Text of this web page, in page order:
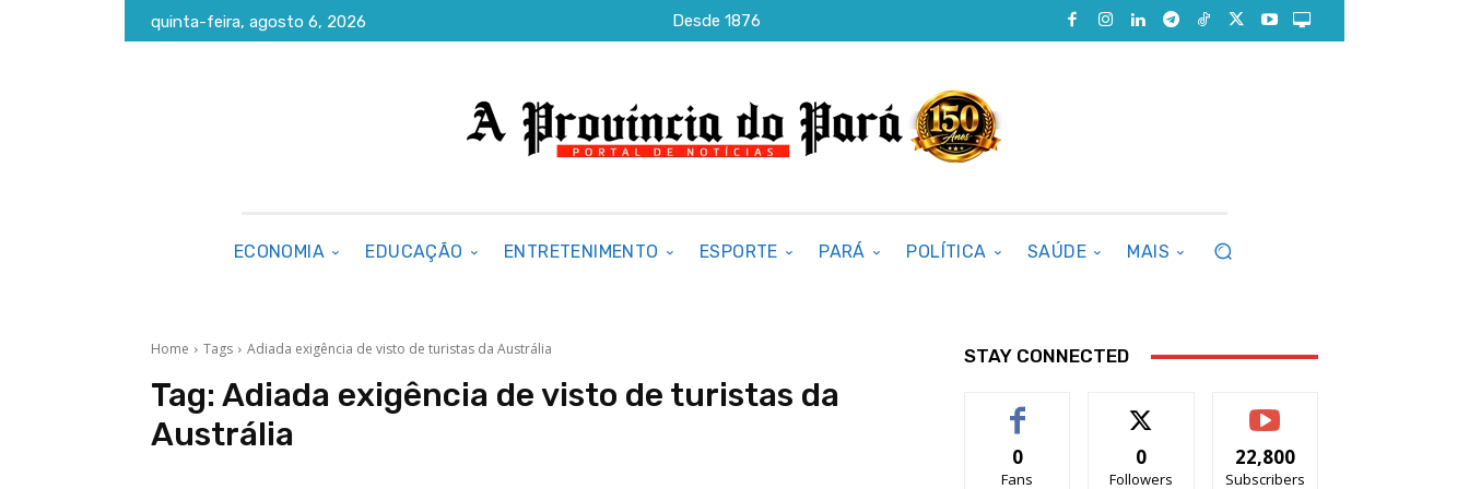
quinta-feira, agosto 6, 2026 Desde 1876
ECONOMIA EDUCAÇÃO ENTRETENIMENTO ESPORTE PARÁ POLÍTICA SAÚDE MAIS
Home Tags Adiada exigência de visto de turistas da Austrália
Tag: Adiada exigência de visto de turistas da
Austrália
STAY CONNECTED
0
Fans
0
Followers
22,800
Subscribers